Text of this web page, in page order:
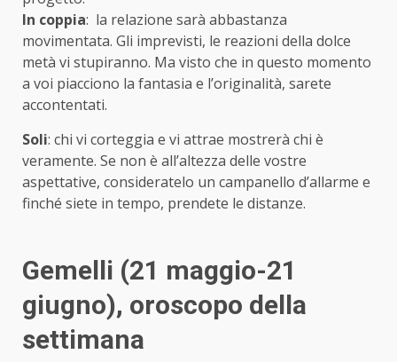
In coppia: la relazione sarà abbastanza
movimentata. Gli imprevisti, le reazioni della dolce
metà vi stupiranno. Ma visto che in questo momento
a voi piacciono la fantasia e l’originalità, sarete
accontentati.
Soli: chi vi corteggia e vi attrae mostrerà chi è
veramente. Se non è all’altezza delle vostre
aspettative, consideratelo un campanello d’allarme e
finché siete in tempo, prendete le distanze.
Gemelli (21 maggio-21
giugno), oroscopo della
settimana